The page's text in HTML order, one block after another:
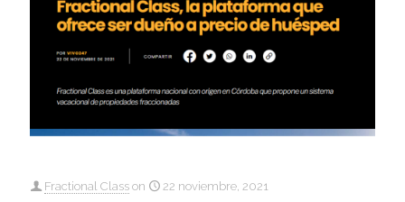
Fractional Class on 22 noviembre, 2021